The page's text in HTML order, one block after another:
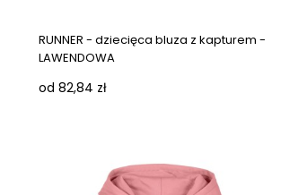
RUNNER - dziecięca bluza z kapturem -
LAWENDOWA
od 82,84 zł